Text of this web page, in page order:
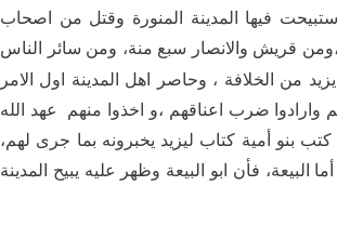
فيها المدينة المنورة وقتل من اصحاب
،ومن قريش والانصار سبع منة، ومن سائر الناس
من الخلافة ، وحاصر اهل المدينة اول الامر
وارادوا ضرب اعناقهم ،و اخذوا منهم عهد الله
كتب بنو أمية كتاب ليزيد يخبرونه بما جرى لهم،
فأن ابو البيعة وظهر عليه يبيح المدينة